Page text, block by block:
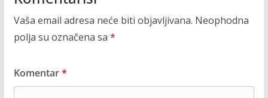
Vaša email adresa neće biti objavljivana. Neophodna
polja su označena sa *
Komentar*